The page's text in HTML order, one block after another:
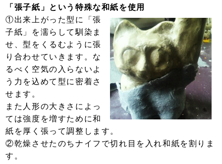
「張子紙」という特殊な和紙を使用
①出来上がった型に「張
子紙」を濡らして馴染ま
せ、型をくるむように張
り合わせていきます。な
るべく空気の入らないよ
う力を込めて型に密着さ
せます。
また人形の大きさによっ
ては強度を増すために和
紙を厚く張って調整します。
②乾燥させたのちナイフで切れ目を入れ和紙を割りま
す。